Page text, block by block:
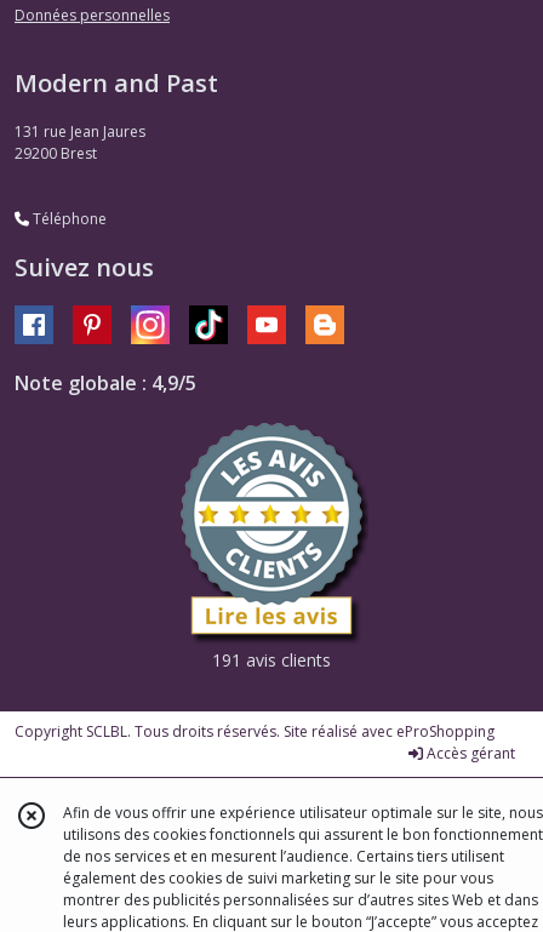
Données personnelles
Modern and Past
131 rue Jean Jaures
29200 Brest
Téléphone
Suivez nous
Note globale : 4,9/5
191 avis clients
Copyright SCLBL. Tous droits réservés. Site réalisé avec eProShopping
Accès gérant
Afin de vous offrir une expérience utilisateur optimale sur le site, nous
utilisons des cookies fonctionnels qui assurent le bon fonctionnement
de nos services et en mesurent l’audience. Certains tiers utilisent
également des cookies de suivi marketing sur le site pour vous
montrer des publicités personnalisées sur d’autres sites Web et dans
leurs applications. En cliquant sur le bouton “J’accepte” vous acceptez